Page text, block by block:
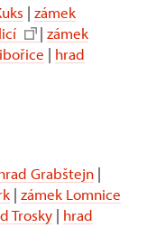
| zámek
| zámek
| hrad
Grabštejn |
| zámek Lomnice
Trosky | hrad